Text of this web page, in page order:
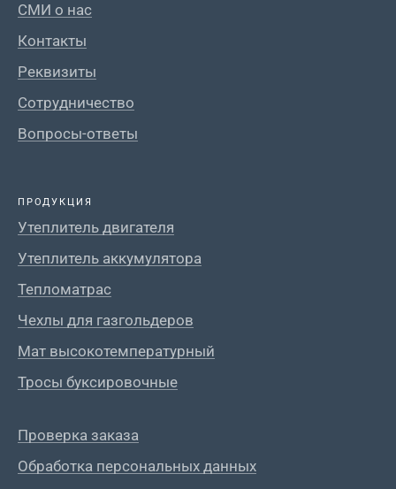
СМИ о нас
Контакты
Реквизиты
Сотрудничество
Вопросы-ответы
ПРОДУКЦИЯ
Утеплитель двигателя
Утеплитель аккумулятора
Тепломатрас
Чехлы для газгольдеров
Мат высокотемпературный
Тросы буксировочные
Проверка заказа
Обработка персональных данных